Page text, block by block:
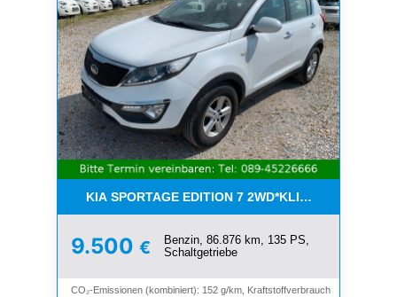
KIA SPORTAGE EDITION 7
9.500 €
Benzin, 86.876 km, 135 PS,
Schaltgetriebe
CO₂-Emissionen (kombiniert): 152 g/km, Kraftstoffverbrauch